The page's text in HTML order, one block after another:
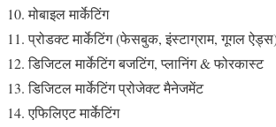
मोबाइल मार्केटिंग
प्रोडक्ट मार्केटिंग (फेसबुक, इंस्टाग्राम, गूगल
डिजिटल मार्केटिंग बजटिंग, प्लानिंग & फोरकास्ट
डिजिटल मार्केटिंग प्रोजेक्ट मैनेजमेंट
एफिलिएट मार्केटिंग